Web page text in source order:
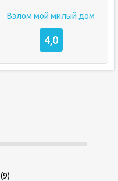
Взлом мой милый дом
4,0
(9)